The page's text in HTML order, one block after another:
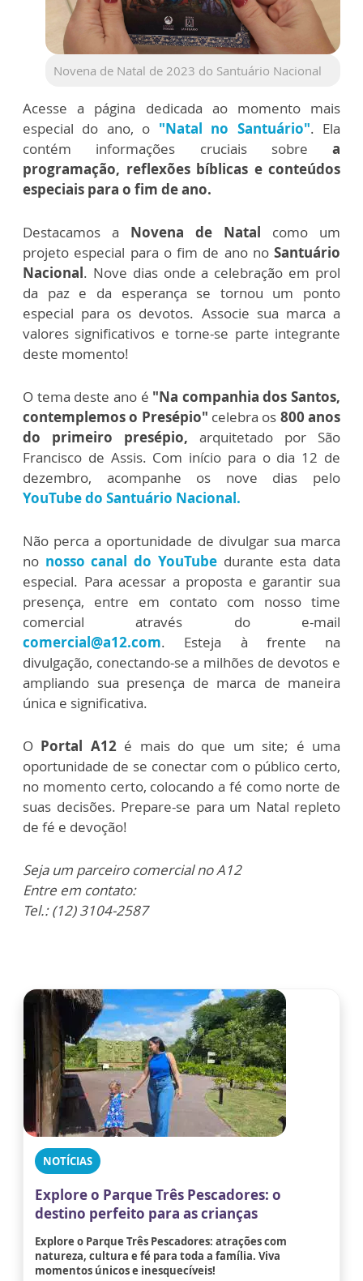
Novena de Natal de 2023 do Santuário Nacional
Acesse a página dedicada ao momento mais
especial do ano, o "Natal no Santuário". Ela
contém informações cruciais sobre a
programação, reflexões bíblicas e conteúdos
especiais para o fim de ano.
Destacamos a Novena de Natal como um
projeto especial para o fim de ano no Santuário
Nacional. Nove dias onde a celebração em prol
da paz e da esperança se tornou um ponto
especial para os devotos. Associe sua marca a
valores significativos e torne-se parte integrante
deste momento!
O tema deste ano é "Na companhia dos Santos,
contemplemos o Presépio" celebra os 800 anos
do primeiro presépio, arquitetado por São
Francisco de Assis. Com início para o dia 12 de
dezembro, acompanhe os nove dias pelo
YouTube do Santuário Nacional.
Não perca a oportunidade de divulgar sua marca
no nosso canal do YouTubedurante esta data
especial. Para acessar a proposta e garantir sua
presença, entre em contato com nosso time
comercial através do e-mail
comercial@a12.com. Esteja à frente na
divulgação, conectando-se a milhões de devotos e
ampliando sua presença de marca de maneira
única e significativa.
O Portal A12é mais do que um site; é uma
oportunidade de se conectar com o público certo,
no momento certo, colocando a fé como norte de
suas decisões. Prepare-se para um Natal repleto
de fé e devoção!
Seja um parceiro comercial no A12
Entre em contato:
Tel.: (12) 3104-2587
NOTÍCIAS
Explore o Parque Três Pescadores: o
destino perfeito para as crianças
Explore o Parque Três Pescadores: atrações com
natureza, cultura e fé para toda a família. Viva
momentos únicos e inesquecíveis!